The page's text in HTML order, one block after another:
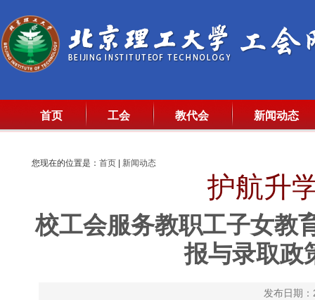
首页 工会 教代会 新闻动态
您现在的位置是： 首页 新闻动态
护航升
校工会服务教职工子女教
报与录取政
发布日期